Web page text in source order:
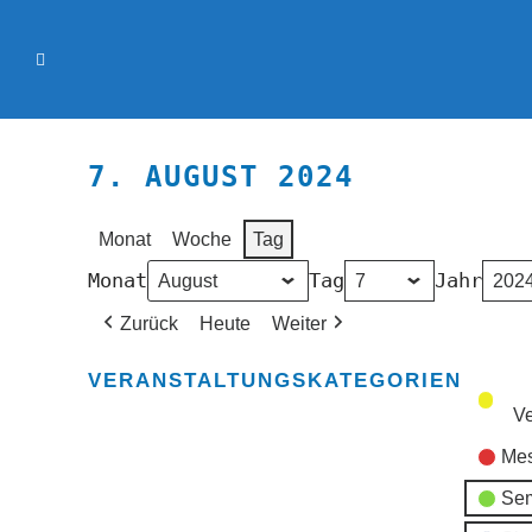
7. AUGUST 2024
Monat Woche Tag
Monat Tag Jahr
Zurück Heute Weiter
VERANSTALTUNGSKATEGORIEN